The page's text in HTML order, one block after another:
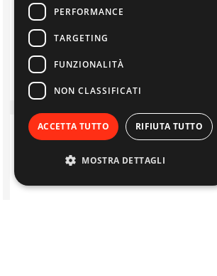
Sempre al top.. gentili e
questione
LUIS
Ottima rivenditi stufe camini e
PERFORMANCE
TARGETING
FUNZIONALITÀ
NON CLASSIFICATI
ACCETTA TUTTO RIFIUTA TUTTO
MOSTRA DETTAGLI